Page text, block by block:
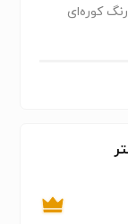
کوره‌ای
جمعا شامل